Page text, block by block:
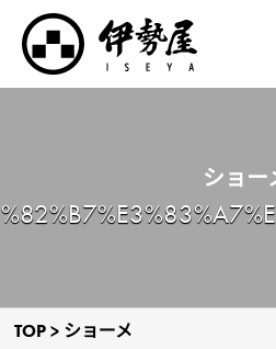
TOP > ショーメ
ショー